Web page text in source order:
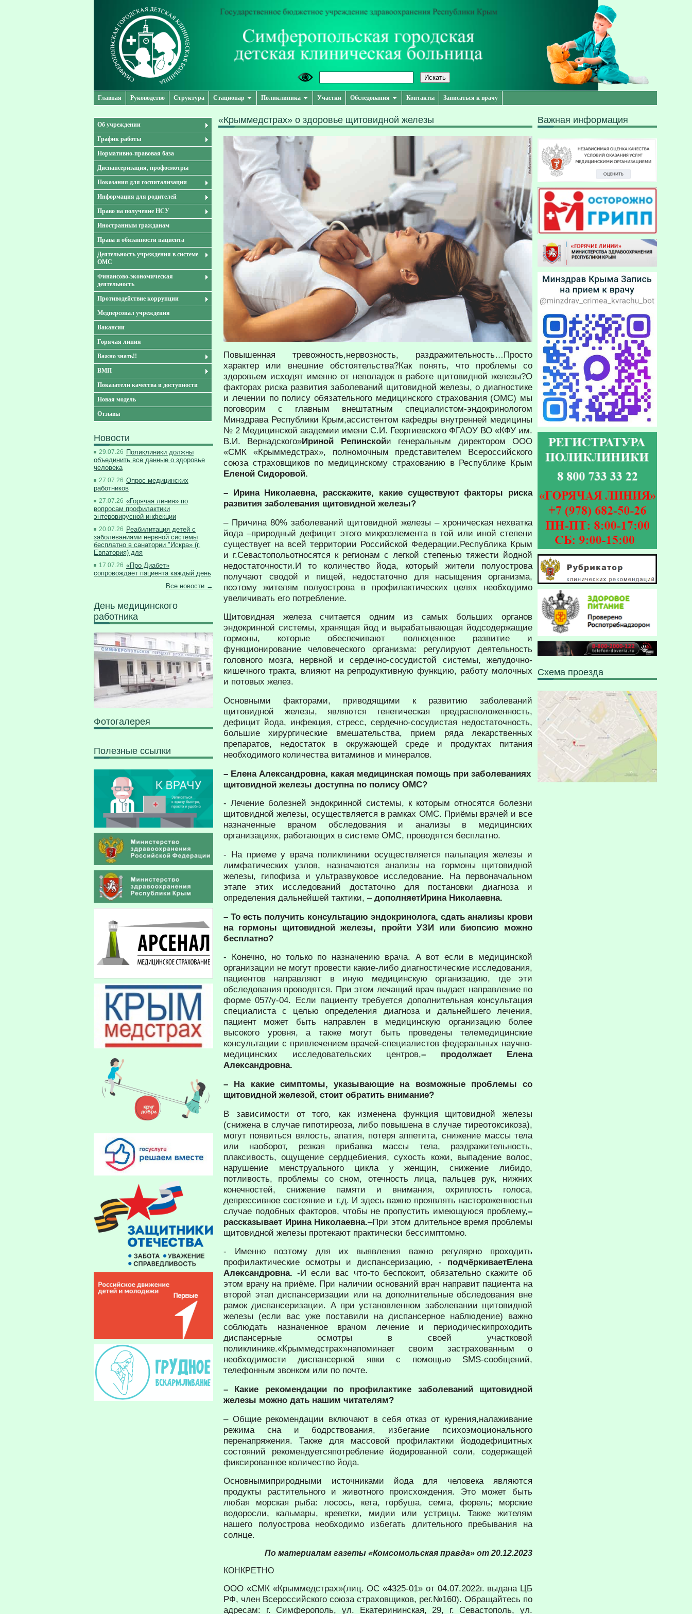
Главная Руководство Структура Стационар Поликлиника Участки Обследования Контакты Записаться к врачу
Об учреждении
График работы
Нормативно-правовая база
Диспансеризация, профосмотры
Показания для госпитализации
Информация для родителей
Право на получение НСУ
Иностранным гражданам
Права и обязанности пациента
Деятельность учреждения в системе
ОМС
Финансово-экономическая
деятельность
Противодействие коррупции
Медперсонал учреждения
Вакансии
Горячая линия
Важно знать!!
ВМП
Показатели качества и доступности
Новая модель
Отзывы
Новости
29.07.26 Поликлиники должны
объединить все данные о здоровье
человека
27.07.26 Опрос медицинских
работников
27.07.26 «Горячая линия» по
вопросам профилактики
энтеровирусной инфекции
20.07.26 Реабилитация детей с
заболеваниями нервной системы
бесплатно в санатории "Искра» (г.
Евпатория) для
17.07.26 «Про Диабет»
сопровождает пациента каждый день
Все новости →
День медицинского
работника
Фотогалерея
Полезные ссылки
«Крыммедстрах» о здоровье щитовидной железы
Повышенная тревожность,нервозность, раздражительность…Просто
характер или внешние обстоятельства?Как понять, что проблемы со
здоровьем исходят именно от неполадок в работе щитовидной железы?О
факторах риска развития заболеваний щитовидной железы, о диагностике
и лечении по полису обязательного медицинского страхования (ОМС) мы
поговорим с главным внештатным специалистом-эндокринологом
Минздрава Республики Крым,ассистентом кафедры внутренней медицины
№ 2 Медицинской академии имени С.И. Георгиевского ФГАОУ ВО «КФУ им.
В.И. Вернадского»Ириной Репинскойи генеральным директором ООО
«СМК «Крыммедстрах», полномочным представителем Всероссийского
союза страховщиков по медицинскому страхованию в Республике Крым
Еленой Сидоровой.
– Ирина Николаевна, расскажите, какие существуют факторы риска
развития заболевания щитовидной железы?
– Причина 80% заболеваний щитовидной железы – хроническая нехватка
йода –природный дефицит этого микроэлемента в той или иной степени
существует на всей территории Российской Федерации.Республика Крым
и г.Севастопольотносятся к регионам с легкой степенью тяжести йодной
недостаточности.И то количество йода, который жители полуострова
получают сводой и пищей, недостаточно для насыщения организма,
поэтому жителям полуострова в профилактических целях необходимо
увеличивать его потребление.
Щитовидная железа считается одним из самых больших органов
эндокринной системы, хранящая йод и вырабатывающая йодсодержащие
гормоны, которые обеспечивают полноценное развитие и
функционирование человеческого организма: регулируют деятельность
головного мозга, нервной и сердечно-сосудистой системы, желудочно-
кишечного тракта, влияют на репродуктивную функцию, работу молочных
и потовых желез.
Основными факторами, приводящими к развитию заболеваний
щитовидной железы, являются генетическая предрасположенность,
дефицит йода, инфекция, стресс, сердечно-сосудистая недостаточность,
большие хирургические вмешательства, прием ряда лекарственных
препаратов, недостаток в окружающей среде и продуктах питания
необходимого количества витаминов и минералов.
– Елена Александровна, какая медицинская помощь при заболеваниях
щитовидной железы доступна по полису ОМС?
- Лечение болезней эндокринной системы, к которым относятся болезни
щитовидной железы, осуществляется в рамках ОМС. Приёмы врачей и все
назначенные врачом обследования и анализы в медицинских
организациях, работающих в системе ОМС, проводятся бесплатно.
- На приеме у врача поликлиники осуществляется пальпация железы и
лимфатических узлов, назначаются анализы на гормоны щитовидной
железы, гипофиза и ультразвуковое исследование. На первоначальном
этапе этих исследований достаточно для постановки диагноза и
определения дальнейшей тактики, – дополняетИрина Николаевна.
– То есть получить консультацию эндокринолога, сдать анализы крови
на гормоны щитовидной железы, пройти УЗИ или биопсию можно
бесплатно?
- Конечно, но только по назначению врача. А вот если в медицинской
организации не могут провести какие-либо диагностические исследования,
пациентов направляют в иную медицинскую организацию, где эти
обследования проводятся. При этом лечащий врач выдает направление по
форме 057/у-04. Если пациенту требуется дополнительная консультация
специалиста с целью определения диагноза и дальнейшего лечения,
пациент может быть направлен в медицинскую организацию более
высокого уровня, а также могут быть проведены телемедицинские
консультации с привлечением врачей-специалистов федеральных научно-
медицинских исследовательских центров,– продолжает Елена
Александровна.
– На какие симптомы, указывающие на возможные проблемы со
щитовидной железой, стоит обратить внимание?
В зависимости от того, как изменена функция щитовидной железы
(снижена в случае гипотиреоза, либо повышена в случае тиреотоксикоза),
могут появиться вялость, апатия, потеря аппетита, снижение массы тела
или наоборот, резкая прибавка массы тела, раздражительность,
плаксивость, ощущение сердцебиения, сухость кожи, выпадение волос,
нарушение менструального цикла у женщин, снижение либидо,
потливость, проблемы со сном, отечность лица, пальцев рук, нижних
конечностей, снижение памяти и внимания, охриплость голоса,
депрессивное состояние и т.д. И здесь важно проявлять настороженностьв
случае подобных факторов, чтобы не пропустить имеющуюся проблему,–
рассказывает Ирина Николаевна.–При этом длительное время проблемы
щитовидной железы протекают практически бессимптомно.
- Именно поэтому для их выявления важно регулярно проходить
профилактические осмотры и диспансеризацию, - подчёркиваетЕлена
Александровна. -И если вас что-то беспокоит, обязательно скажите об
этом врачу на приёме. При наличии оснований врач направит пациента на
второй этап диспансеризации или на дополнительные обследования вне
рамок диспансеризации. А при установленном заболевании щитовидной
железы (если вас уже поставили на диспансерное наблюдение) важно
соблюдать назначенное врачом лечение и периодическипроходить
диспансерные осмотры в своей участковой
поликлинике.«Крыммедстрах»напоминает своим застрахованным о
необходимости диспансерной явки с помощью SMS-сообщений,
телефонным звонком или по почте.
– Какие рекомендации по профилактике заболеваний щитовидной
железы можно дать нашим читателям?
– Общие рекомендации включают в себя отказ от курения,налаживание
режима сна и бодрствования, избегание психоэмоционального
перенапряжения. Также для массовой профилактики йододефицитных
состояний рекомендуетсяпотребление йодированной соли, содержащей
фиксированное количество йода.
Основнымиприродными источниками йода для человека являются
продукты растительного и животного происхождения. Это может быть
любая морская рыба: лосось, кета, горбуша, семга, форель; морские
водоросли, кальмары, креветки, мидии или устрицы. Также жителям
нашего полуострова необходимо избегать длительного пребывания на
солнце.
По материалам газеты «Комсомольская правда» от 20.12.2023
КОНКРЕТНО
ООО «СМК «Крыммедстрах»(лиц. ОС «4325-01» от 04.07.2022г. выдана ЦБ
РФ, член Всероссийского союза страховщиков, рег.№160). Обращайтесь по
адресам: г. Симферополь, ул. Екатерининская, 29, г. Севастополь, ул.
Важная информация
Схема проезда